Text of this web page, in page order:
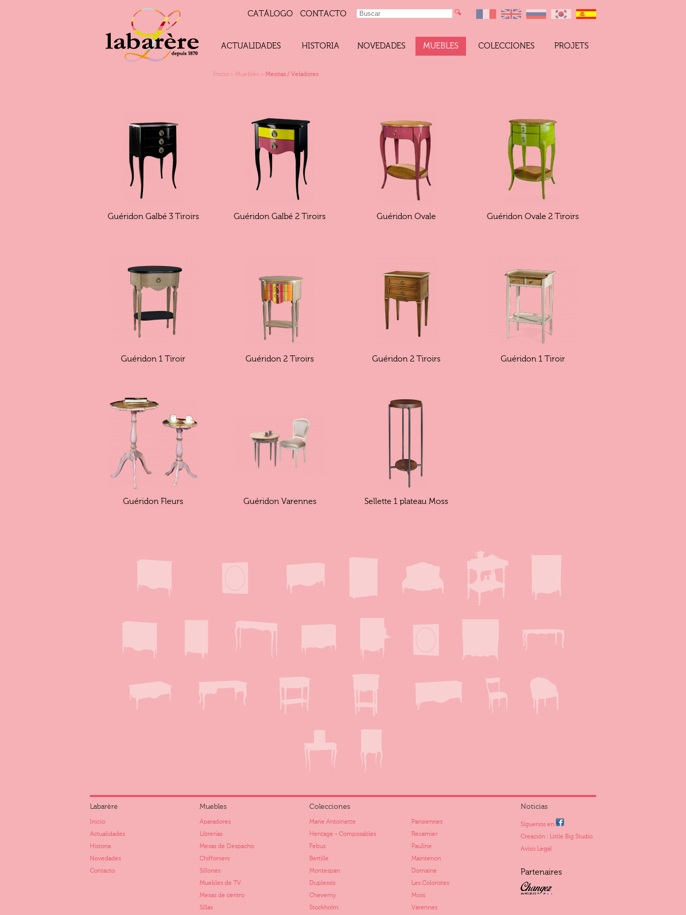
CATÁLOGO CONTACTO
ACTUALIDADES HISTORIA NOVEDADES MUEBLES COLECCIONES PROJETS
Inicio > Muebles > Mesitas / Veladores
Guéridon Galbé 3 Tiroirs Guéridon Galbé 2 Tiroirs Guéridon Ovale Guéridon Ovale 2 Tiroirs
Guéridon 1 Tiroir Guéridon 2 Tiroirs Guéridon 2 Tiroirs Guéridon 1 Tiroir
Guéridon Fleurs Guéridon Varennes Sellette 1 plateau Moss
Labarère
Inicio
Actualidades
Historia
Novedades
Contacto
Muebles
Aparadores
Librerías
Mesas de Despacho
Chiffoniers
Sillones
Muebles de TV
Mesas de centro
Sillas
Colecciones
Marie Antoinette
Parisiennes
Heritage - Composables
Recamier
Febus
Pauline
Bertille
Maintenon
Montespan
Domaine
Duplessis
Les Coloristes
Cheverny
Moss
Stockholm
Varennes
Noticias
Síguenos en
Creación : Little Big Studio
Aviso Legal
Partenaires